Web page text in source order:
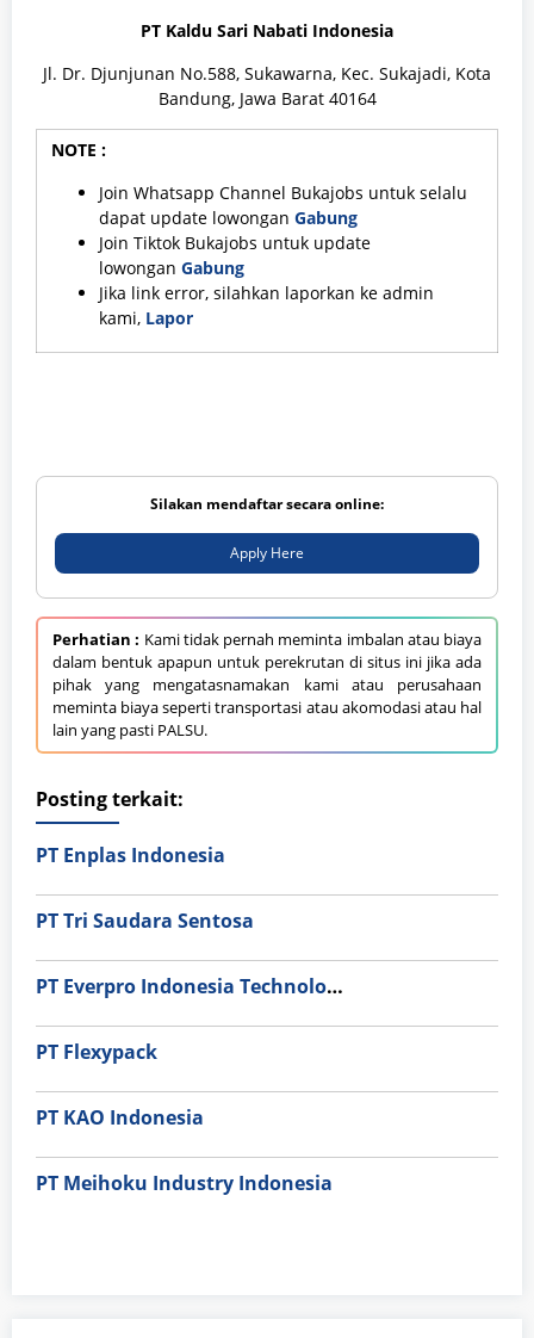
PT Kaldu Sari Nabati Indonesia
Jl. Dr. Djunjunan No.588, Sukawarna, Kec. Sukajadi, Kota
Bandung, Jawa Barat 40164
NOTE :
Join Whatsapp Channel Bukajobs untuk selalu
dapat update lowongan Gabung
Join Tiktok Bukajobs untuk update
lowongan Gabung
Jika link error, silahkan laporkan ke admin
kami, Lapor
Silakan mendaftar secara online:
Apply Here
Perhatian : Kami tidak pernah meminta imbalan atau biaya
dalam bentuk apapun untuk perekrutan di situs ini jika ada
pihak yang mengatasnamakan kami atau perusahaan
meminta biaya seperti transportasi atau akomodasi atau hal
lain yang pasti PALSU.
Posting terkait:
PT Enplas Indonesia
PT Tri Saudara Sentosa
PT Everpro Indonesia Technologies
PT Flexypack
PT KAO Indonesia
PT Meihoku Industry Indonesia